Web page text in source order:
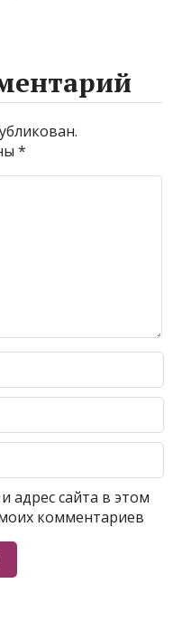
*
адрес сайта в этом
комментариев